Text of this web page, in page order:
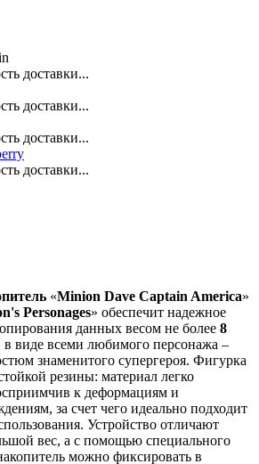
доставки...
доставки...
доставки...
доставки...
«Minion Dave Captain America»
Personages» обеспечит надежное
данных весом не более 8
в виде всеми любимого персонажа –
знаменитого супергероя. Фигурка
резины: материал легко
к деформациям и
за счет чего идеально подходит
Устройство отличают
вес, а с помощью специального
можно фиксировать в